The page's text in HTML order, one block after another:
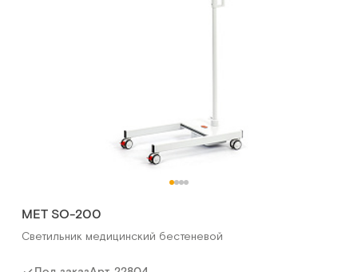
МЕТ SO-200
Светильник медицинский бестеневой